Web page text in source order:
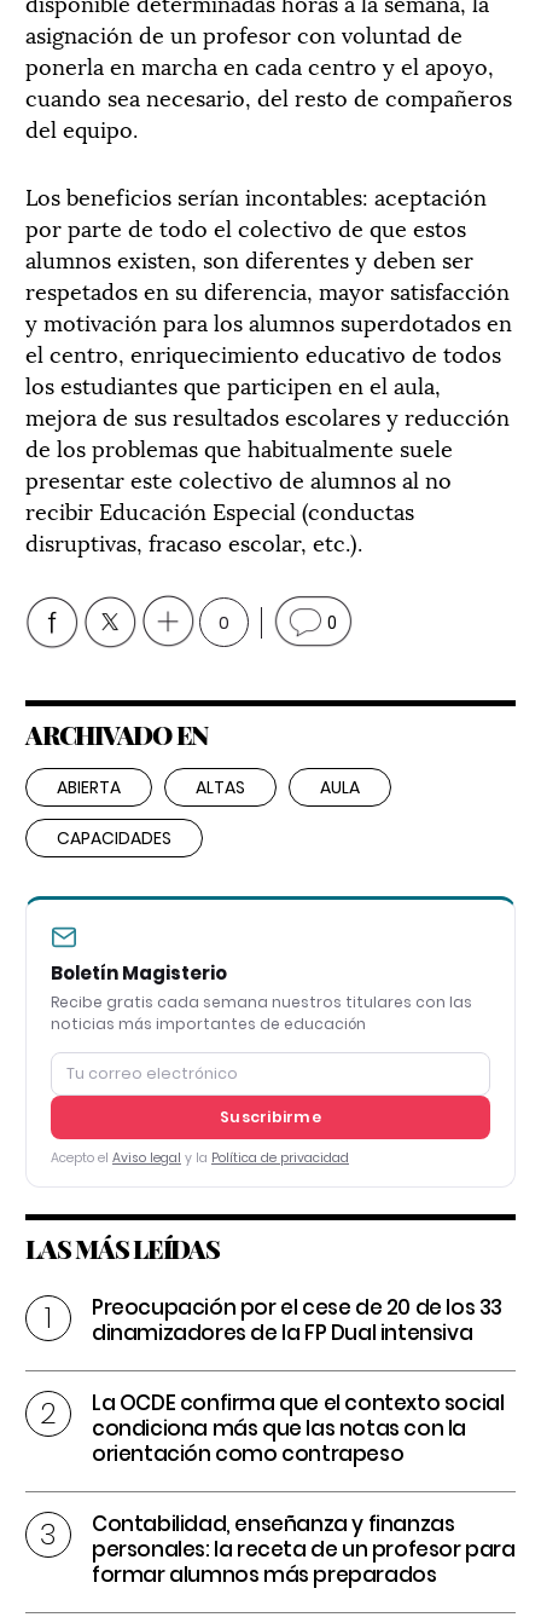
asignación de un profesor con voluntad de
ponerla en marcha en cada centro y el apoyo,
cuando sea necesario, del resto de compañeros
del equipo.
Los beneficios serían incontables: aceptación
por parte de todo el colectivo de que estos
alumnos existen, son diferentes y deben ser
respetados en su diferencia, mayor satisfacción
y motivación para los alumnos superdotados en
el centro, enriquecimiento educativo de todos
los estudiantes que participen en el aula,
mejora de sus resultados escolares y reducción
de los problemas que habitualmente suele
presentar este colectivo de alumnos al no
recibir Educación Especial (conductas
disruptivas, fracaso escolar, etc.).
0 0
ARCHIVADO EN
ABIERTA ALTAS AULA
CAPACIDADES
Boletín Magisterio
Recibe gratis cada semana nuestros titulares con las
noticias más importantes de educación
Suscribirme
Acepto el Aviso legal y la Política de privacidad
LAS MÁS LEÍDAS
Preocupación por el cese de 20 de los 33
dinamizadores de la FP Dual intensiva
La OCDE confirma que el contexto social
condiciona más que las notas con la
orientación como contrapeso
Contabilidad, enseñanza y finanzas
personales: la receta de un profesor para
formar alumnos más preparados